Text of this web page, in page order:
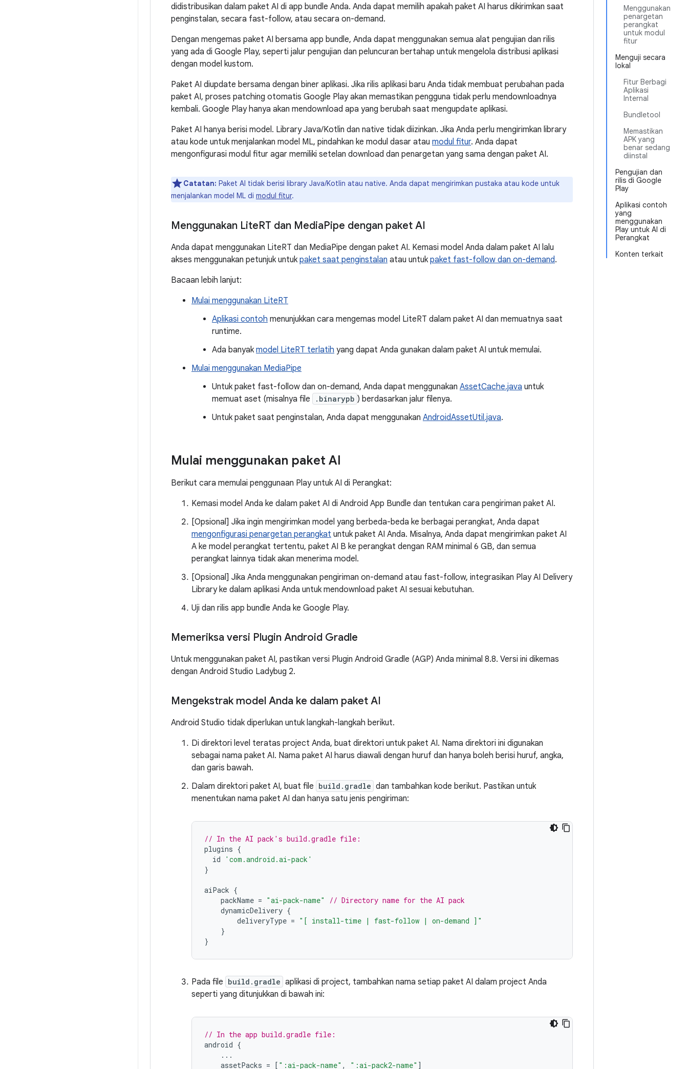
Menggunakan
penargetan
perangkat
untuk modul
fitur
Menguji secara
lokal
Fitur Berbagi
Aplikasi
Internal
Bundletool
Memastikan
APK yang
benar sedang
diinstal
Pengujian dan
rilis di Google
Play
Aplikasi contoh
yang
menggunakan
Play untuk AI di
Perangkat
Konten terkait
didistribusikan dalam paket AI di app bundle Anda. Anda dapat memilih apakah paket AI harus dikirimkan saat
penginstalan, secara fast-follow, atau secara on-demand.
Dengan mengemas paket AI bersama app bundle, Anda dapat menggunakan semua alat pengujian dan rilis
yang ada di Google Play, seperti jalur pengujian dan peluncuran bertahap untuk mengelola distribusi aplikasi
dengan model kustom.
Paket AI diupdate bersama dengan biner aplikasi. Jika rilis aplikasi baru Anda tidak membuat perubahan pada
paket AI, proses patching otomatis Google Play akan memastikan pengguna tidak perlu mendownloadnya
kembali. Google Play hanya akan mendownload apa yang berubah saat mengupdate aplikasi.
Paket AI hanya berisi model. Library Java/Kotlin dan native tidak diizinkan. Jika Anda perlu mengirimkan library
atau kode untuk menjalankan model ML, pindahkan ke modul dasar atau modul fitur. Anda dapat
mengonfigurasi modul fitur agar memiliki setelan download dan penargetan yang sama dengan paket AI.
Catatan: Paket AI tidak berisi library Java/Kotlin atau native. Anda dapat mengirimkan pustaka atau kode untuk
menjalankan model ML di modul fitur.
Menggunakan LiteRT dan MediaPipe dengan paket AI
Anda dapat menggunakan LiteRT dan MediaPipe dengan paket AI. Kemasi model Anda dalam paket AI lalu
akses menggunakan petunjuk untuk paket saat penginstalan atau untuk paket fast-follow dan on-demand.
Bacaan lebih lanjut:
Mulai menggunakan LiteRT
Aplikasi contoh menunjukkan cara mengemas model LiteRT dalam paket AI dan memuatnya saat
runtime.
Ada banyak model LiteRT terlatih yang dapat Anda gunakan dalam paket AI untuk memulai.
Mulai menggunakan MediaPipe
Untuk paket fast-follow dan on-demand, Anda dapat menggunakan AssetCache.java untuk
memuat aset (misalnya file
.binarypb ) berdasarkan jalur filenya.
Untuk paket saat penginstalan, Anda dapat menggunakan AndroidAssetUtil.java.
Mulai menggunakan paket AI
Berikut cara memulai penggunaan Play untuk AI di Perangkat:
Kemasi model Anda ke dalam paket AI di Android App Bundle dan tentukan cara pengiriman paket AI.
[Opsional] Jika ingin mengirimkan model yang berbeda-beda ke berbagai perangkat, Anda dapat
mengonfigurasi penargetan perangkat untuk paket AI Anda. Misalnya, Anda dapat mengirimkan paket AI
A ke model perangkat tertentu, paket AI B ke perangkat dengan RAM minimal 6 GB, dan semua
perangkat lainnya tidak akan menerima model.
[Opsional] Jika Anda menggunakan pengiriman on-demand atau fast-follow, integrasikan Play AI Delivery
Library ke dalam aplikasi Anda untuk mendownload paket AI sesuai kebutuhan.
Uji dan rilis app bundle Anda ke Google Play.
Memeriksa versi Plugin Android Gradle
Untuk menggunakan paket AI, pastikan versi Plugin Android Gradle (AGP) Anda minimal 8.8. Versi ini dikemas
dengan Android Studio Ladybug 2.
Mengekstrak model Anda ke dalam paket AI
Android Studio tidak diperlukan untuk langkah-langkah berikut.
Di direktori level teratas project Anda, buat direktori untuk paket AI. Nama direktori ini digunakan
sebagai nama paket AI. Nama paket AI harus diawali dengan huruf dan hanya boleh berisi huruf, angka,
dan garis bawah.
Dalam direktori paket AI, buat file build.gradle dan tambahkan kode berikut. Pastikan untuk
menentukan nama paket AI dan hanya satu jenis pengiriman:
// In the AI pack's build.gradle file:
plugins {
id
'com.android.ai-pack'
}
aiPack {
packName = "ai-pack-name"
// Directory name for the AI pack
dynamicDelivery {
deliveryType = "[ install-time | fast-follow | on-demand ]"
}
}
Pada file build.gradle aplikasi di project, tambahkan nama setiap paket AI dalam project Anda
seperti yang ditunjukkan di bawah ini:
// In the app build.gradle file:
android {
...
assetPacks = [ ":ai-pack-name" , ":ai-pack2-name" ]